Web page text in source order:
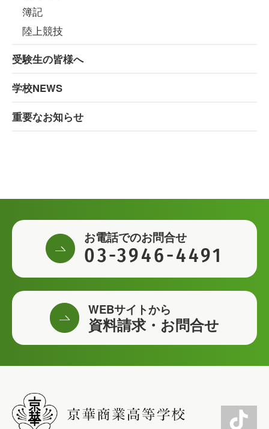
簿記
陸上競技
受験生の皆様へ
学校NEWS
重要なお知らせ
お電話でのお問合せ
03-3946-4491
WEBサイトから
資料請求・お問合せ